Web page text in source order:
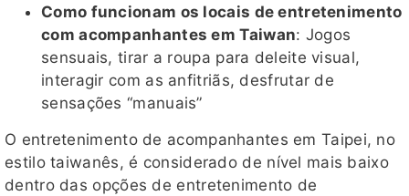
Como funcionam os locais de entretenimento
com acompanhantes em Taiwan: Jogos
sensuais, tirar a roupa para deleite visual,
interagir com as anfitriãs, desfrutar de
sensações “manuais”
O entretenimento de acompanhantes em Taipei, no
estilo taiwanês, é considerado de nível mais baixo
dentro das opções de entretenimento de